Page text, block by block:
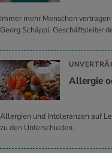
Immer mehr Menschen
Georg Schäppi, Geschäftsleiter
All­er­gie
Allergien und Intoleranzen auf
zu den Unterschieden.